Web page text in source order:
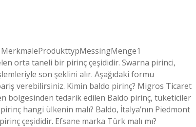
orta taneli bir pirinç çeşididir. Swarna pirinci,
son şeklini alır. Aşağıdaki formu
verebilirsiniz. Kimin baldo pirinç? Migros Ticaret
bölgesinden tedarik edilen Baldo pirinç, tüketiciler
hangi ülkenin malı? Baldo, İtalya’nın Piedmont
çeşididir. Efsane marka Türk malı mı?